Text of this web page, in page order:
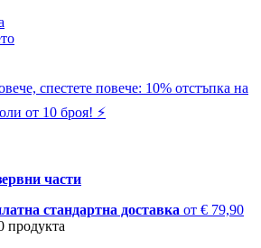
спестете повече: 10% отстъпка на
от 10 броя! ⚡️
части
стандартна доставка от € 79,90
продукта